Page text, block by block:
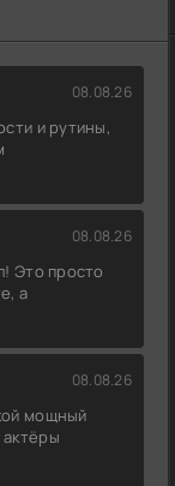
08.08.26
и рутины,
08.08.26
Это просто
а
08.08.26
мощный